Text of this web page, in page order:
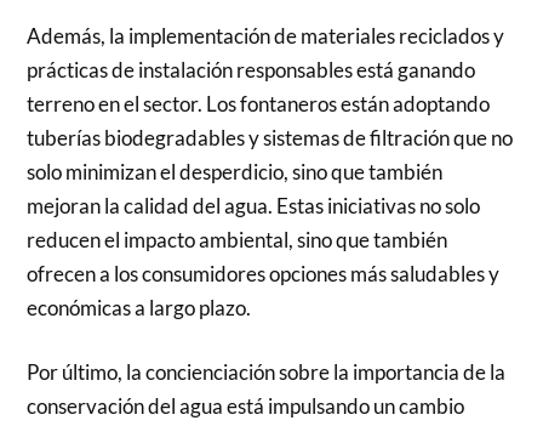
Además, la implementación de materiales reciclados y
prácticas de instalación responsables está ganando
terreno en el sector. Los fontaneros están adoptando
tuberías biodegradables y sistemas de filtración que no
solo minimizan el desperdicio, sino que también
mejoran la calidad del agua. Estas iniciativas no solo
reducen el impacto ambiental, sino que también
ofrecen a los consumidores opciones más saludables y
económicas a largo plazo.
Por último, la concienciación sobre la importancia de la
conservación del agua está impulsando un cambio